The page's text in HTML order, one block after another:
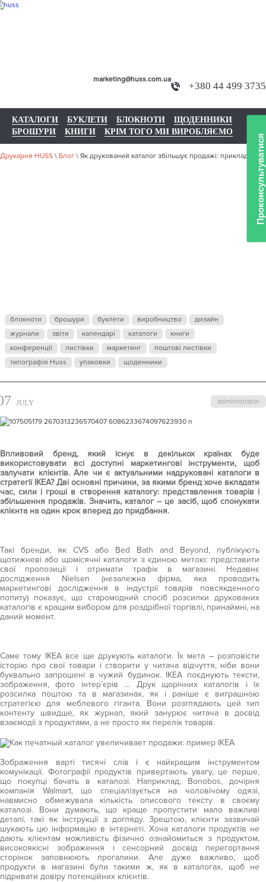
+380 44 499 3735
marketing@huss.com.ua
КАТАЛОГИ БУКЛЕТИ БЛОКНОТИ
ЩОДЕННИКИ
БРОШУРИ
КНИГИ КРІМ ТОГО МИ ВИРОБЛЯЄМО
Друкарня HUSS \ Блог \ Як друкований каталог збільшує продажі: приклад IKEA
КАТАЛОГ
ЗБІЛЬШУЄ
ПРОДАЖІ:
ПРИКЛАД
IKEA
блокноти брошури буклети виробництво
дизайн
журнали
звіти календарі каталоги
книги
конференції
листівки маркетинг
поштові листівки
типографія Huss
упаковки щоденники
administrator
JULY
Впливовий бренд, який існує в декількох країнах буде
використовувати всі доступні маркетингові інструменти, щоб
залучати клієнтів. Але чи є актуальними надруковані каталоги в
стратегії IKEA? Дві основні причини, за якими бренд хоче вкладати
час, сили і гроші в створення каталогу: представлення товарів і
збільшення продажів. Значить, каталог – це засіб, щоб спонукати
клієнта на один крок вперед до придбання.
Такі бренди, як CVS або Bed Bath and Beyond, публікують
щотижневі або щомісячні каталоги з єдиною метою: представити
свої пропозиції і отримати трафік в магазині. Недавнє
дослідження Nielsen (незалежна фірма, яка проводить
маркетингові дослідження в індустрії товарів повсякденного
попиту) показує, що старомодний спосіб розсилки друкованих
каталогів є кращим вибором для роздрібної торгівлі, принаймні, на
даний момент.
Саме тому IKEA все ще друкують каталоги. Їх мета – розповісти
історію про свої товари і створити у читача відчуття, ніби вони
буквально запрошені в чужий будинок. IKEA поєднують тексти,
зображення, фото інтер’єрів … Друк щорічних каталогів і їх
розсилка поштою та в магазинах, як і раніше є виграшною
стратегією для меблевого гіганта. Вони розглядають цей тип
контенту швидше, як журнал, який занурює читача в досвід
взаємодії з продуктами, а не просто як перелік товарів.
Зображення варті тисячі слів і є найкращим інструментом
комунікації. Фотографії продуктів привертають увагу, це перше,
що покупці бачать в каталозі. Наприклад, Bonobos, дочірня
компанія Walmart, що спеціалізується на чоловічому одязі,
навмисно обмежувала кількість описового тексту в своєму
каталозі. Вони думають, що краще пропустити мало важливі
деталі, такі як інструкції з догляду. Зрештою, клієнти зазвичай
шукають цю інформацію в інтернеті. Хоча каталоги продуктів не
дають клієнтам можливість фізично ознайомиться з продуктом,
високоякісні зображення і сенсорний досвід перегортання
сторінок заповнюють прогалини. Але дуже важливо, щоб
продукти в магазині були такими ж, як в каталогах, щоб не
підривати довіру потенційних клієнтів.
Проконсультуватися